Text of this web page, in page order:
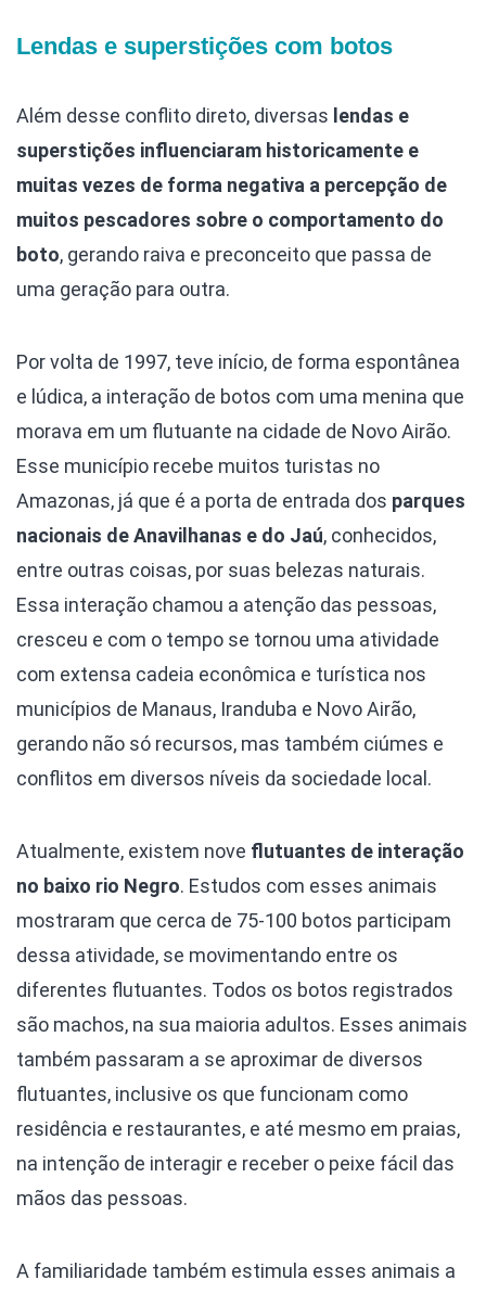
Lendas e superstições com botos
Além desse conflito direto, diversas lendas e
superstições influenciaram historicamente e
muitas vezes de forma negativa a percepção de
muitos pescadores sobre o comportamento do
boto, gerando raiva e preconceito que passa de
uma geração para outra.
Por volta de 1997, teve início, de forma espontânea
e lúdica, a interação de botos com uma menina que
morava em um flutuante na cidade de Novo Airão.
Esse município recebe muitos turistas no
Amazonas, já que é a porta de entrada dos parques
nacionais de Anavilhanas e do Jaú, conhecidos,
entre outras coisas, por suas belezas naturais.
Essa interação chamou a atenção das pessoas,
cresceu e com o tempo se tornou uma atividade
com extensa cadeia econômica e turística nos
municípios de Manaus, Iranduba e Novo Airão,
gerando não só recursos, mas também ciúmes e
conflitos em diversos níveis da sociedade local.
Atualmente, existem nove flutuantes de interação
no baixo rio Negro. Estudos com esses animais
mostraram que cerca de 75-100 botos participam
dessa atividade, se movimentando entre os
diferentes flutuantes. Todos os botos registrados
são machos, na sua maioria adultos. Esses animais
também passaram a se aproximar de diversos
flutuantes, inclusive os que funcionam como
residência e restaurantes, e até mesmo em praias,
na intenção de interagir e receber o peixe fácil das
mãos das pessoas.
A familiaridade também estimula esses animais a